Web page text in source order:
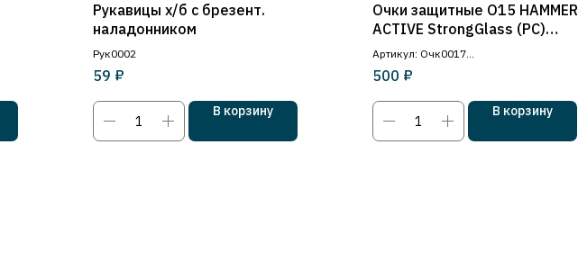
Рукавицы х/б с брезент.
наладонником
Рук0002
59 ₽
В корзину
Очки защитные О15 HAMMER
ACTIVE StrongGlass (PC)
(РОСОМЗ) 11537
Артикул: Очк0017
500 ₽
В корзину